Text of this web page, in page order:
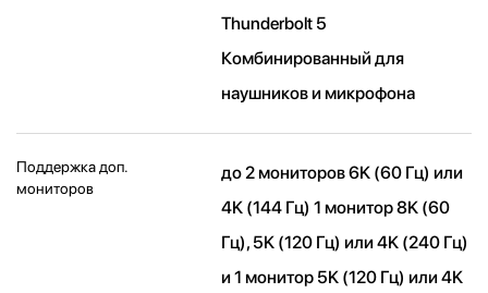
Thunderbolt 5
Комбинированный для
наушников и микрофона
Поддержка доп.
мониторов
до 2 мониторов 6K (60 Гц) или
4K (144 Гц) 1 монитор 8K (60
Гц), 5K (120 Гц) или 4K (240 Гц)
и 1 монитор 5K (120 Гц) или 4K